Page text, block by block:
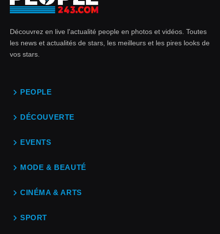
Découvrez en live l'actualité people en photos et vidéos. Toutes
les news et actualités de stars, les meilleurs et les pires looks de
vos stars.
PEOPLE
DÉCOUVERTE
EVENTS
MODE & BEAUTÉ
CINÉMA & ARTS
SPORT